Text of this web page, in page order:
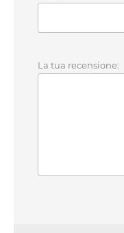
La tua recensione: